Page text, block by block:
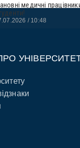
медичні
10:48